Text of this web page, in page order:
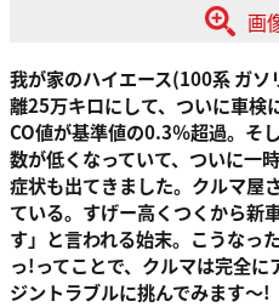
画
我が家のハイエース(100系 ガ
離25万キロにして、ついに車検
CO値が基準値の0.3％超過。そ
数が低くなっていて、ついに一
症状も出てきました。クルマ屋
ている。すげー高くつくから新
す」と言われる始末。こうなっ
っ!ってことで、クルマは完全
ジントラブルに挑んでみます～!